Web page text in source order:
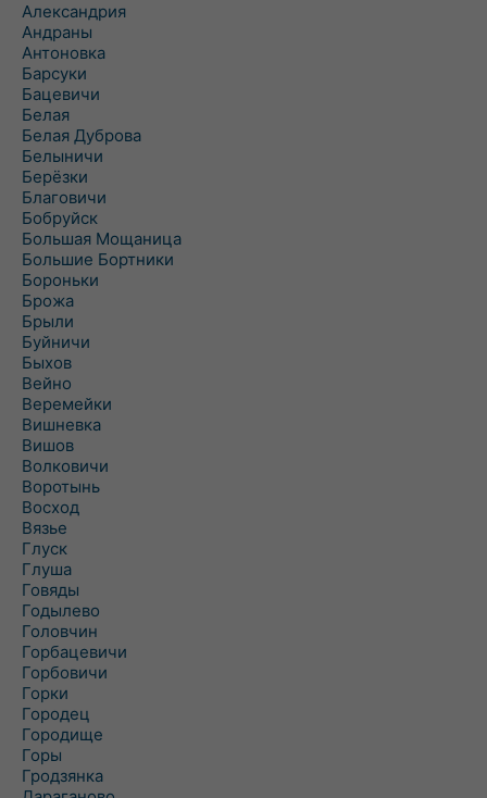
Александрия
Андраны
Антоновка
Барсуки
Бацевичи
Белая
Белая Дуброва
Белыничи
Берёзки
Благовичи
Бобруйск
Большая Мощаница
Большие Бортники
Бороньки
Брожа
Брыли
Буйничи
Быхов
Вейно
Веремейки
Вишневка
Вишов
Волковичи
Воротынь
Восход
Вязье
Глуск
Глуша
Говяды
Годылево
Головчин
Горбацевичи
Горбовичи
Горки
Городец
Городище
Горы
Гродзянка